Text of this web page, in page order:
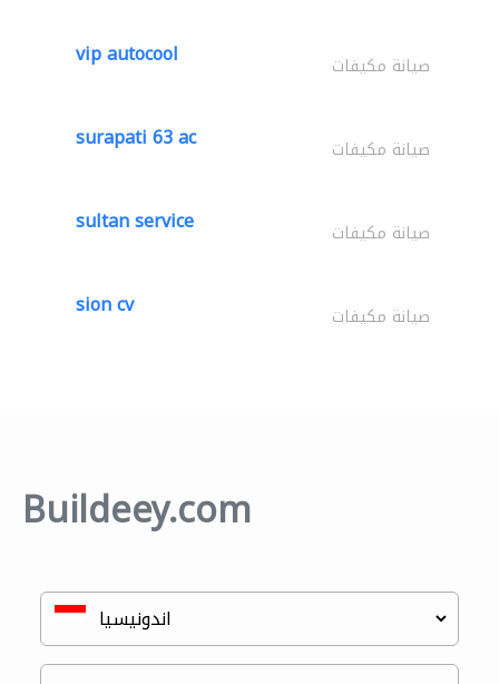
vip autocool صيانة مكيفات
surapati 63 ac صيانة مكيفات
sultan service صيانة مكيفات
sion cv صيانة مكيفات
Buildeey.com